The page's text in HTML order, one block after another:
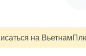
на